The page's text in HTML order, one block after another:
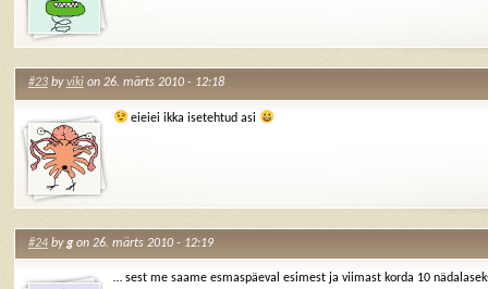
#23byvikion 26. märts 2010 - 12:18
eieiei ikka isetehtud asi
#24bygon 26. märts 2010 - 12:19
… sest me saame esmaspäeval esimest ja viimast korda 10